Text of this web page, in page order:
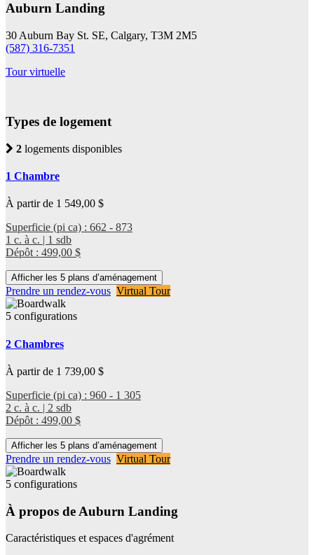
Auburn Landing
30 Auburn Bay St. SE, Calgary, T3M 2M5
(587) 316-7351
Tour virtuelle
Types de logement
2 logements disponibles
1 Chambre
À partir de 1 549,00 $
Superficie (pi ca) : 662 - 873
1 c. à c. | 1 sdb
Dépôt : 499,00 $
Afficher les 5 plans d’aménagement
Prendre un rendez-vous Virtual Tour
5 configurations
2 Chambres
À partir de 1 739,00 $
Superficie (pi ca) : 960 - 1 305
2 c. à c. | 2 sdb
Dépôt : 499,00 $
Afficher les 5 plans d’aménagement
Prendre un rendez-vous Virtual Tour
5 configurations
À propos de Auburn Landing
Caractéristiques et espaces d'agrément